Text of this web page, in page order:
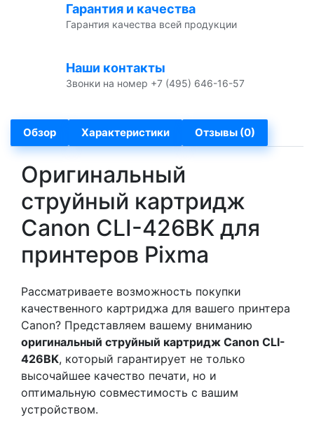
Гарантия и качества
Гарантия качества всей продукции
Наши контакты
Звонки на номер +7 (495) 646-16-57
Обзор Характеристики Отзывы (0)
Оригинальный
струйный картридж
Canon CLI-426BK для
принтеров Pixma
Рассматриваете возможность покупки
качественного картриджа для вашего принтера
Canon? Представляем вашему вниманию
оригинальный струйный картридж Canon CLI-
426BK, который гарантирует не только
высочайшее качество печати, но и
оптимальную совместимость с вашим
устройством.